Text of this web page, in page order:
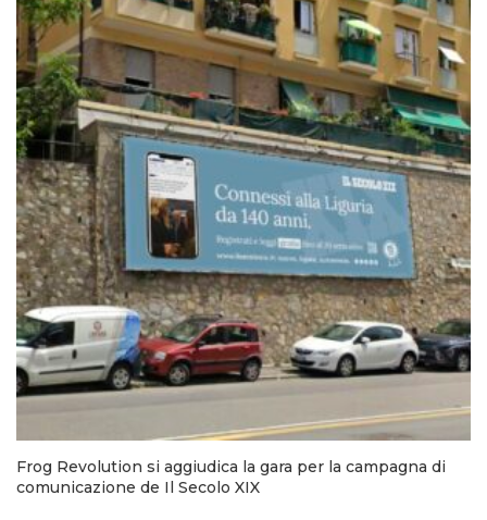
Frog Revolution si aggiudica la gara per la campagna di
comunicazione de Il Secolo XIX